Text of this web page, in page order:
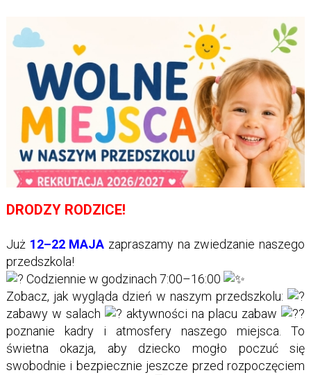
DRODZY RODZICE!
Już12–22 MAJA zapraszamy na zwiedzanie naszego
przedszkola!
Codziennie w godzinach 7:00–16:00
Zobacz, jak wygląda dzień w naszym przedszkolu:
zabawy w salach
aktywności na placu zabaw
poznanie kadry i atmosfery naszego miejsca. To
świetna okazja, aby dziecko mogło poczuć się
swobodnie i bezpiecznie jeszcze przed rozpoczęciem